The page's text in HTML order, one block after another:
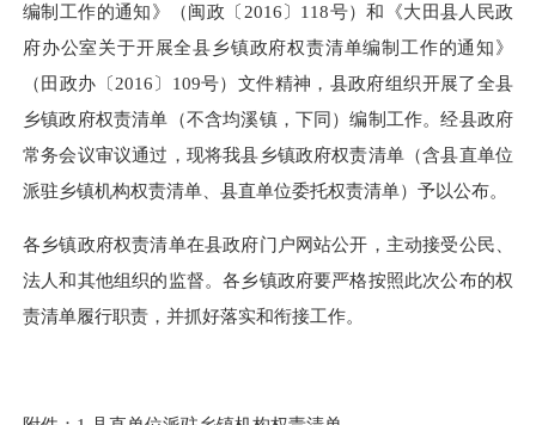
编制工作的通知》（闽政〔2016〕118号）和《大田县人民政
府办公室关于开展全县乡镇政府权责清单编制工作的通知》
（田政办〔2016〕109号）文件精神，县政府组织开展了全县
乡镇政府权责清单（不含均溪镇，下同）编制工作。经县政府
常务会议审议通过，现将我县乡镇政府权责清单（含县直单位
派驻乡镇机构权责清单、县直单位委托权责清单）予以公布。
各乡镇政府权责清单在县政府门户网站公开，主动接受公民、
法人和其他组织的监督。各乡镇政府要严格按照此次公布的权
责清单履行职责，并抓好落实和衔接工作。